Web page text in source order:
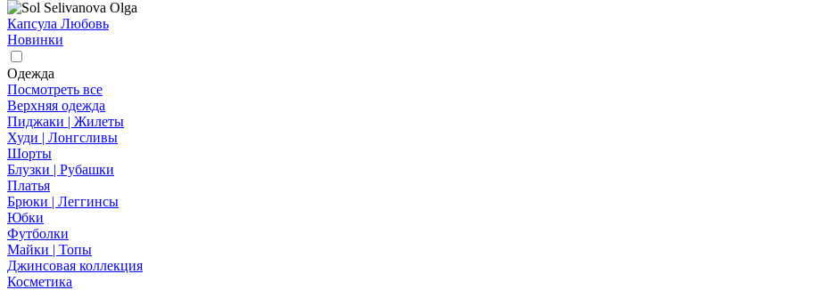
Капсула Любовь
Новинки
Одежда
Посмотреть все
Верхняя одежда
Пиджаки | Жилеты
Худи | Лонгсливы
Шорты
Блузки | Рубашки
Платья
Брюки | Леггинсы
Юбки
Футболки
Майки | Топы
Джинсовая коллекция
Косметика